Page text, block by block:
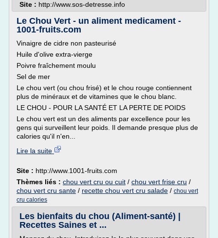
Site : http://www.sos-detresse.info
Le Chou Vert - un aliment medicament -
1001-fruits.com
Vinaigre de cidre non pasteurisé
Huile d'olive extra-vierge
Poivre fraîchement moulu
Sel de mer
Le chou vert (ou chou frisé) et le chou rouge contiennent
plus de minéraux et de vitamines que le chou blanc.
LE CHOU - POUR LA SANTÉ ET LA PERTE DE POIDS
Le chou vert est un des aliments par excellence pour les
gens qui surveillent leur poids. Il demande presque plus de
calories qu'il n'en...
Lire la suite
Site : http://www.1001-fruits.com
Thèmes liés : chou vert cru ou cuit / chou vert frise cru /
chou vert cru sante / recette chou vert cru salade / chou vert
cru calories
Les bienfaits du chou (Aliment-santé) |
Recettes Saines et ...